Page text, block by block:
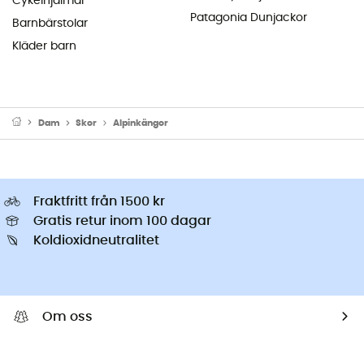
Barnbärstolar
Kläder barn
Patagonia Dunjackor
Dam Skor Alpinkängor
Fraktfritt från 1500 kr
Gratis retur inom 100 dagar
Koldioxidneutralitet
Om oss